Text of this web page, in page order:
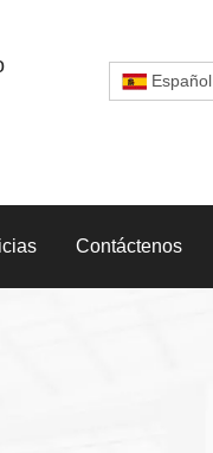
Español
Contáctenos